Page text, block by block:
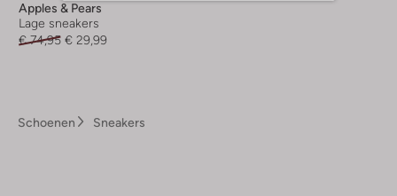
Apples & Pears
Lage sneakers
€ 74,95 € 29,99
Schoenen Sneakers